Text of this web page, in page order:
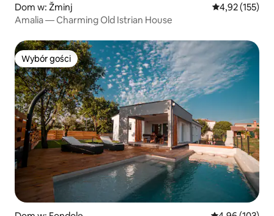
Dom w: Žminj Średnia
4,92 (155)
Amalia — Charming Old Istrian House
Wybór gości
Wybór gości